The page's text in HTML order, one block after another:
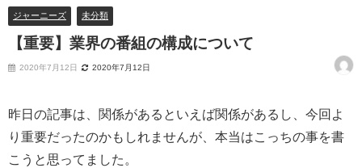
ジャーニーズ 未分類
【重要】業界の番組の構成について
2020年7月12日 2020年7月12日
昨日の記事は、関係があるといえば関係があるし、今回よ
り重要だったのかもしれませんが、本当はこっちの事を書
こうと思ってました。